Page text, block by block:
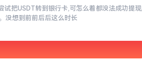
把USDT转到银行卡,可怎么着都没法成功提现,
没想到前前后后这么时长